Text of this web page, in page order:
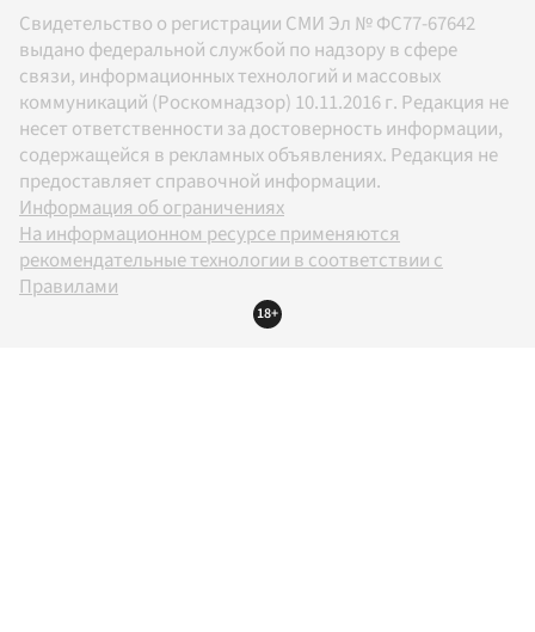
Свидетельство о регистрации СМИ Эл № ФС77-67642
выдано федеральной службой по надзору в сфере
связи, информационных технологий и массовых
коммуникаций (Роскомнадзор) 10.11.2016 г. Редакция не
несет ответственности за достоверность информации,
содержащейся в рекламных объявлениях. Редакция не
предоставляет справочной информации.
Информация об ограничениях
На информационном ресурсе применяются
рекомендательные технологии в соответствии с
Правилами
18+